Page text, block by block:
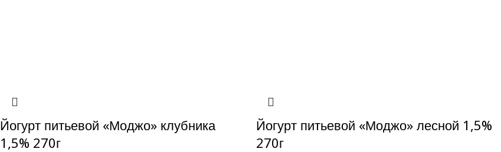
Йогурт питьевой «Моджо» клубника
1,5% 270г
Йогурт питьевой «Моджо» лесной 1,5%
270г